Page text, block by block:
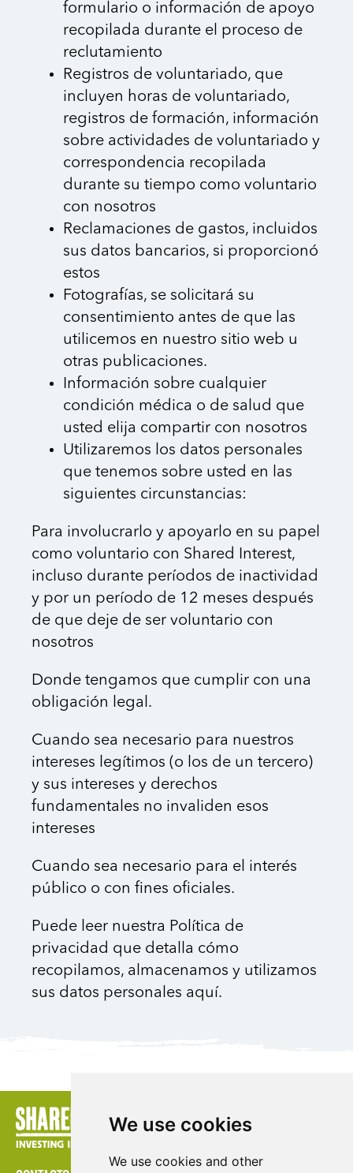
We use cookies
We use cookies and other
formulario o información de apoyo
recopilada durante el proceso de
reclutamiento
Registros de voluntariado, que
incluyen horas de voluntariado,
registros de formación, información
sobre actividades de voluntariado y
correspondencia recopilada
durante su tiempo como voluntario
con nosotros
Reclamaciones de gastos, incluidos
sus datos bancarios, si proporcionó
estos
Fotografías, se solicitará su
consentimiento antes de que las
utilicemos en nuestro sitio web u
otras publicaciones.
Información sobre cualquier
condición médica o de salud que
usted elija compartir con nosotros
Utilizaremos los datos personales
que tenemos sobre usted en las
siguientes circunstancias:
Para involucrarlo y apoyarlo en su papel
como voluntario con Shared Interest,
incluso durante períodos de inactividad
y por un período de 12 meses después
de que deje de ser voluntario con
nosotros
Donde tengamos que cumplir con una
obligación legal.
Cuando sea necesario para nuestros
intereses legítimos (o los de un tercero)
y sus intereses y derechos
fundamentales no invaliden esos
intereses
Cuando sea necesario para el interés
público o con fines oficiales.
Puede leer nuestra Política de
privacidad que detalla cómo
recopilamos, almacenamos y utilizamos
sus datos personales aquí.